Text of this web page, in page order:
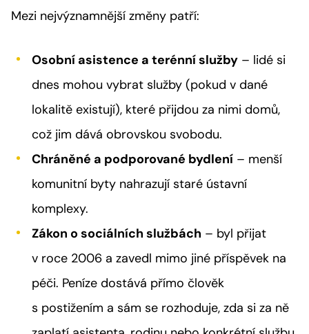
Mezi nejvýznamnější změny patří:
Osobní asistence a terénní služby – lidé si
dnes mohou vybrat služby (pokud v dané
lokalitě existují), které přijdou za nimi domů,
což jim dává obrovskou svobodu.
Chráněné a podporované bydlení – menší
komunitní byty nahrazují staré ústavní
komplexy.
Zákon o sociálních službách – byl přijat
v roce 2006 a zavedl mimo jiné příspěvek na
péči. Peníze dostává přímo člověk
s postižením a sám se rozhoduje, zda si za ně